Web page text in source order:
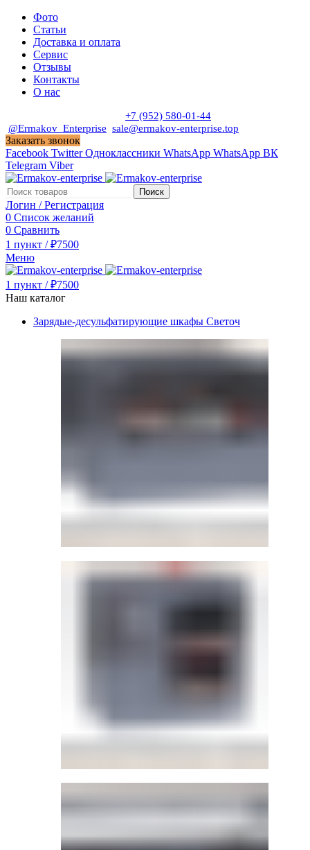
Фото
Статьи
Доставка и оплата
Сервис
Отзывы
Контакты
О нас
+7 (952) 580-01-44
@Ermakov_Enterprise sale@ermakov-enterprise.top
Заказать звонок
Facebook Twitter Одноклассники WhatsApp WhatsApp ВК
Telegram Viber
Поиск
Логин / Регистрация
0 Список желаний
0 Сравнить
1 пункт / ₽7500
Меню
1 пункт / ₽7500
Наш каталог
Зарядые-десульфатирующие шкафы Светоч